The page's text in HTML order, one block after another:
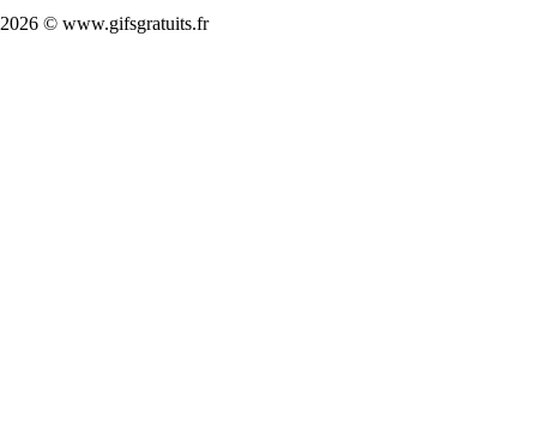
2026 © www.gifsgratuits.fr